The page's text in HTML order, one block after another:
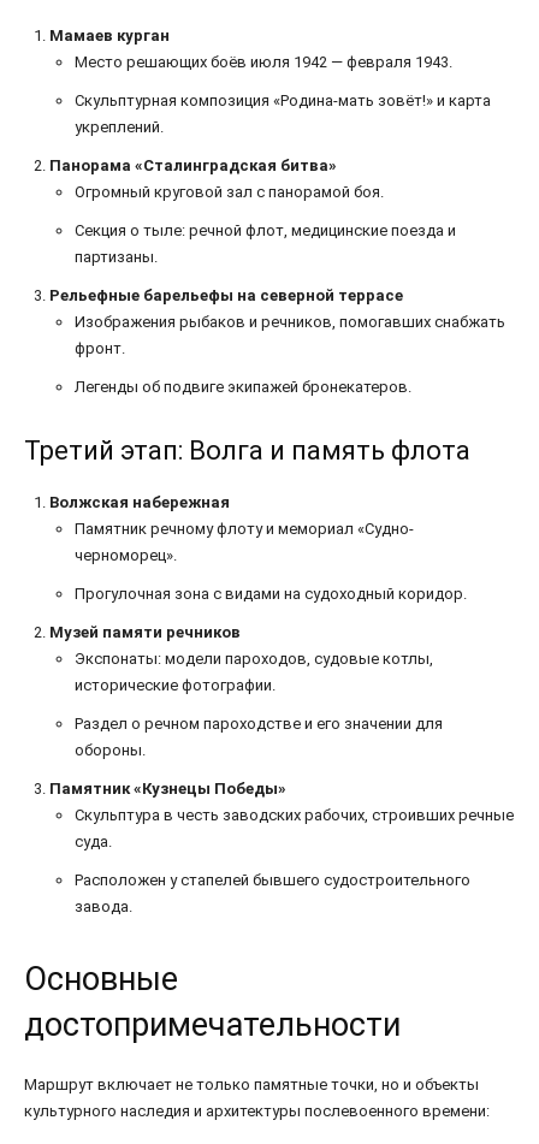
Мамаев курган
Место решающих боёв июля 1942 — февраля 1943.
Скульптурная композиция «Родина-мать зовёт!» и карта
укреплений.
Панорама «Сталинградская битва»
Огромный круговой зал с панорамой боя.
Секция о тыле: речной флот, медицинские поезда и
партизаны.
Рельефные барельефы на северной террасе
Изображения рыбаков и речников, помогавших снабжать
фронт.
Легенды об подвиге экипажей бронекатеров.
Третий этап: Волга и память флота
Волжская набережная
Памятник речному флоту и мемориал «Судно-
черноморец».
Прогулочная зона с видами на судоходный коридор.
Музей памяти речников
Экспонаты: модели пароходов, судовые котлы,
исторические фотографии.
Раздел о речном пароходстве и его значении для
обороны.
Памятник «Кузнецы Победы»
Скульптура в честь заводских рабочих, строивших речные
суда.
Расположен у стапелей бывшего судостроительного
завода.
Основные
достопримечательности
Маршрут включает не только памятные точки, но и объекты
культурного наследия и архитектуры послевоенного времени: